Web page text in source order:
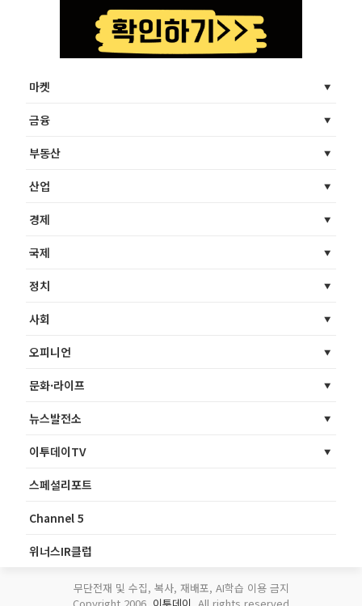
마켓
금융
부동산
산업
경제
국제
정치
사회
오피니언
문화·라이프
뉴스발전소
이투데이TV
스페셜리포트
Channel 5
위너스IR클럽
무단전재 및 수집, 복사, 재배포, AI학습 이용 금지